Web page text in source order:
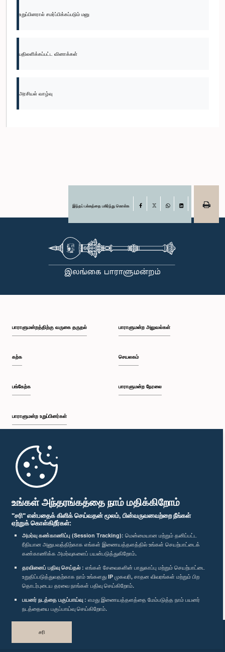
உங்கள் அந்தரங்கத்தை நாம் மதிக்கிறோம்
"சரி" என்பதைக் கிளிக் செய்வதன் மூலம், பின்வருவனவற்றை நீங்கள்
ஏற்றுக் கொள்கிறீர்கள்:
அமர்வு கண்காணிப்பு (Session Tracking): மென்மையான மற்றும் தனிப்பட்ட
ரீதியான அனுபவத்திற்காக எங்கள் இணையத்தளத்தில் உங்கள் செயற்பாட்டைக்
கண்காணிக்க அமர்வுகளைப் பயன்படுத்துகிறோம்.
தரவினைப் பதிவு செய்தல் : எங்கள் சேவைகளின் பாதுகாப்பு மற்றும் செயற்பாட்டை
உறுதிப்படுத்துவதற்காக நாம் உங்களது IP முகவரி, சாதன விவரங்கள் மற்றும் பிற
தொடர்புடைய தரவை நாங்கள் பதிவு செய்கிறோம்.
பயனர் நடத்தை பகுப்பாய்வு : எமது இணையத்தளத்தை மேம்படுத்த நாம் பயனர்
நடத்தையை பகுப்பாய்வு செய்கிறோம்.
சரி
உறுப்பினரால் சமர்ப்பிக்கப்படும் மனு
பதிலளிக்கப்பட்ட வினாக்கள்
அரசியல் வாழ்வு
இந்தப் பக்கத்தை பகிர்ந்து கொள்க Facebook
பாராளுமன்றத்திற்கு வருகை தருதல்
கற்க
பங்கேற்க
பாராளுமன்ற உறுப்பினர்கள்
முதற்பக்கம்
பாராளுமன்ற அலுவல்கள்
செயலகம்
பாராளுமன்ற நேரலை
பாராளுமன்ற கையடக்க செயலி
எம்மை பின்தொடர்க :
விருதுகள்
தனியுரிமைக் கொள்கை